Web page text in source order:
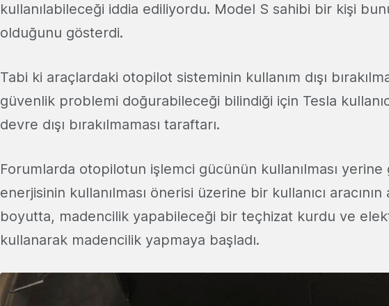
kullanılabileceği iddia ediliyordu. Model S sahibi bir kişi
olduğunu gösterdi.
Tabi ki araçlardaki otopilot sisteminin kullanım dışı
güvenlik problemi doğurabileceği bilindiği için Tesla
devre dışı bırakılmaması taraftarı.
Forumlarda otopilotun işlemci gücünün kullanılması
enerjisinin kullanılması önerisi üzerine bir kullanıcı aracının
boyutta, madencilik yapabileceği bir teçhizat kurdu ve
kullanarak madencilik yapmaya başladı.